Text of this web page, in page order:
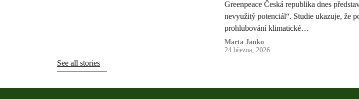
Greenpeace Česká republika dnes
nevyužitý potenciál“. Studie ukazuje, že
prohlubování klimatické…
Marta Janko
24 března, 2026
See all stories